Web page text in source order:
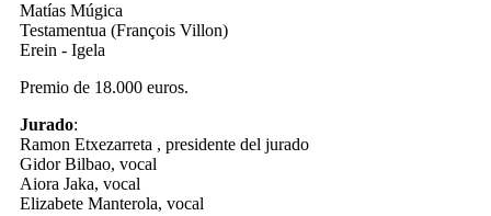
Matías Múgica
Testamentua (François Villon)
Erein - Igela
Premio de 18.000 euros.
Jurado:
Ramon Etxezarreta , presidente del jurado
Gidor Bilbao, vocal
Aiora Jaka, vocal
Elizabete Manterola, vocal